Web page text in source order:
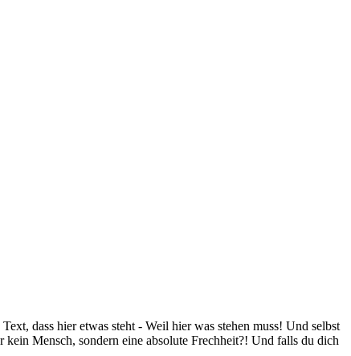
dass hier etwas steht - Weil hier was stehen muss! Und selbst
Mensch, sondern eine absolute Frechheit?! Und falls du dich